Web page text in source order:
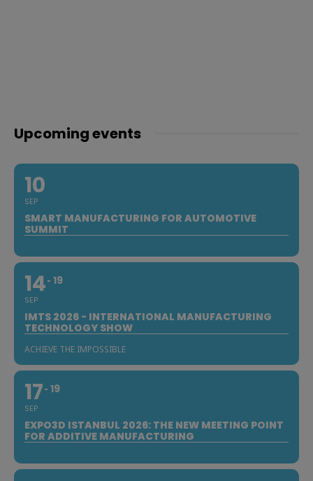
Upcoming events
10
SEP
SMART MANUFACTURING FOR AUTOMOTIVE
SUMMIT
14
SEP
19
IMTS 2026 - INTERNATIONAL MANUFACTURING
TECHNOLOGY SHOW
ACHIEVE THE IMPOSSIBLE
17
SEP
19
EXPO3D ISTANBUL 2026: THE NEW MEETING POINT
FOR ADDITIVE MANUFACTURING